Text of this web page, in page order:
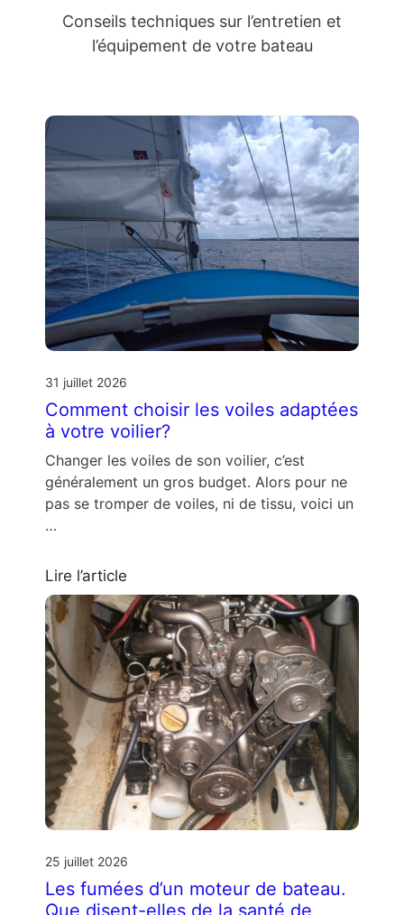
Conseils techniques sur l’entretien et
l’équipement de votre bateau
31 juillet 2026
Comment choisir les voiles adaptées
à votre voilier?
Changer les voiles de son voilier, c’est
généralement un gros budget. Alors pour ne
pas se tromper de voiles, ni de tissu, voici un
…
Lire l’article
25 juillet 2026
Les fumées d’un moteur de bateau.
Que disent-elles de la santé de